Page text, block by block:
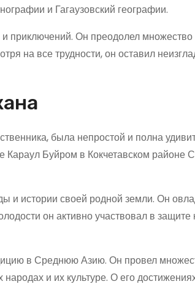
и Гагаузовский географии.
приключений. Он преодолел
на все трудности, он оставил
была непростой и полна
Караул Буйром в Кокчетавском районе
истории своей родной земли. Он
он активно участвовал в защите
в Среднюю Азию. Он провел
и их культуре. О его